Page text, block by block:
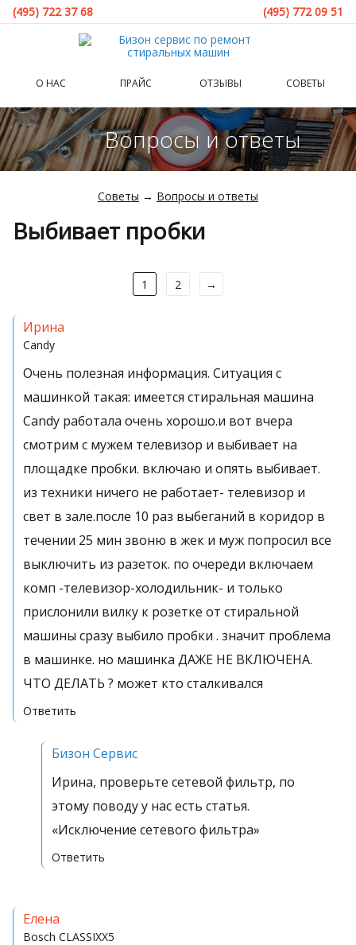
(495) 722 37 68 (495) 772 09 51
О НАС ПРАЙС ОТЗЫВЫ СОВЕТЫ
Вопросы и ответы
Советы → Вопросы и ответы
Выбивает пробки
1 2 →
Ирина
Candy
Очень полезная информация. Ситуация с
машинкой такая: имеется стиральная машина
Candy работала очень хорошо.и вот вчера
смотрим с мужем телевизор и выбивает на
площадке пробки. включаю и опять выбивает.
из техники ничего не работает- телевизор и
свет в зале.после 10 раз выбеганий в коридор в
течении 25 мин звоню в жек и муж попросил все
выключить из разеток. по очереди включаем
комп -телевизор-холодильник- и только
прислонили вилку к розетке от стиральной
машины сразу выбило пробки . значит проблема
в машинке. но машинка ДАЖЕ НЕ ВКЛЮЧЕНА.
ЧТО ДЕЛАТЬ ? может кто сталкивался
Ответить
Бизон Сервис
Ирина, проверьте сетевой фильтр, по
этому поводу у нас есть статья.
«Исключение сетевого фильтра»
Ответить
Елена
Bosch CLASSIXX5